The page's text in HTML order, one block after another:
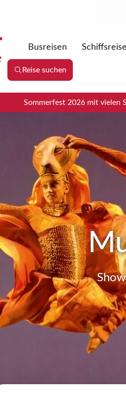
Busreisen
Reise suchen
Sommerfest 2026 mit vielen